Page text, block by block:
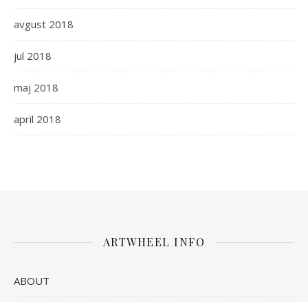
avgust 2018
jul 2018
maj 2018
april 2018
ARTWHEEL INFO
ABOUT